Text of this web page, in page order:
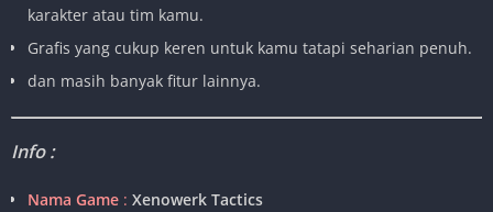
karakter atau tim kamu.
Grafis yang cukup keren untuk kamu tatapi seharian penuh.
dan masih banyak fitur lainnya.
Info :
Nama Game : Xenowerk Tactics